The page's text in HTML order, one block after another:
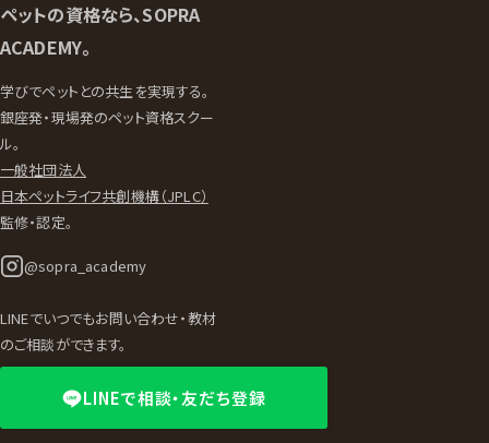
ペットの資格なら、SOPRA
ACADEMY。
学びでペットとの共生を実現する。
銀座発・現場発のペット資格スクー
ル。
一般社団法人
日本ペットライフ共創機構（JPLC）
監修・認定。
@sopra_academy
LINEでいつでもお問い合わせ・教材
のご相談ができます。
LINEで相談・友だち登録